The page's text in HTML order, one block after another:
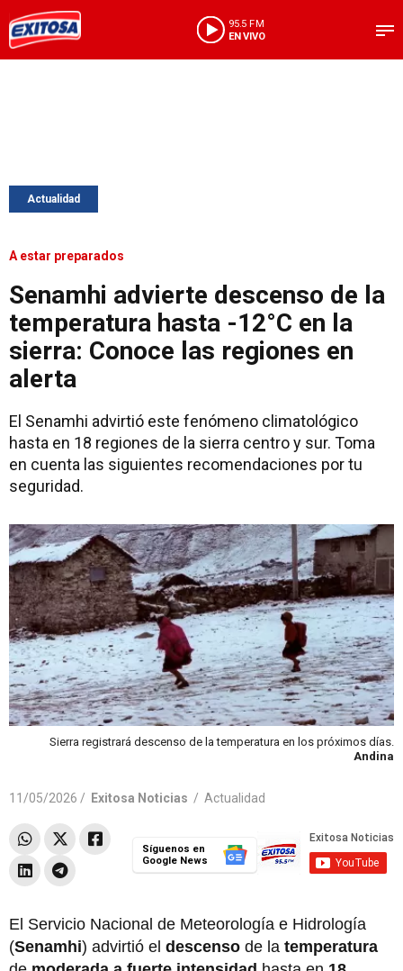
95.5 FM
EN VIVO
Actualidad
A estar preparados
Senamhi advierte descenso de la
temperatura hasta -12°C en la
sierra: Conoce las regiones en
alerta
El Senamhi advirtió este fenómeno climatológico
hasta en 18 regiones de la sierra centro y sur. Toma
en cuenta las siguientes recomendaciones por tu
seguridad.
Sierra registrará descenso de la temperatura en los próximos días.
Andina
11/05/2026 / Exitosa Noticias / Actualidad
Síguenos en
Google News
El Servicio Nacional de Meteorología e Hidrología
(Senamhi) advirtió el descenso de la temperatura